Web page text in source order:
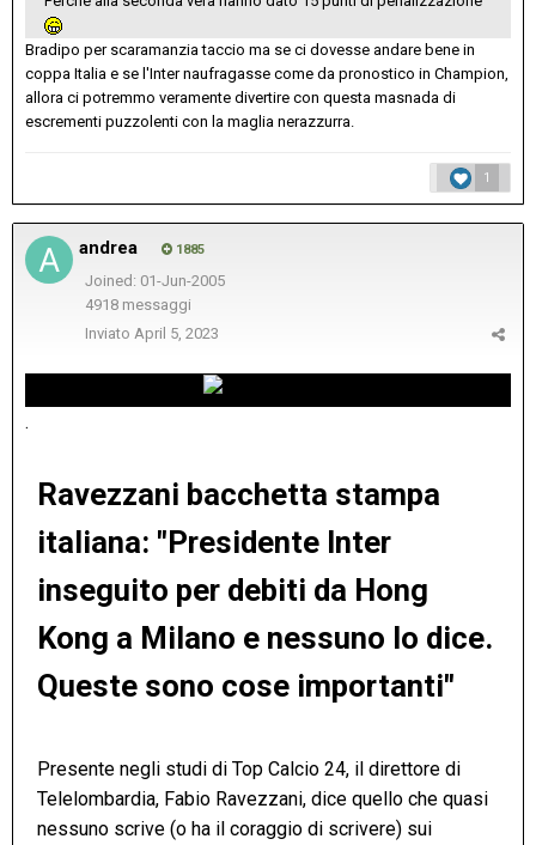
Bradipo per scaramanzia taccio ma se ci dovesse andare bene in
coppa Italia e se l'Inter naufragasse come da pronostico in Champion,
allora ci potremmo veramente divertire con questa masnada di
escrementi puzzolenti con la maglia nerazzurra.
1
andrea 1885
Joined: 01-Jun-2005
4918 messaggi
Inviato April 5, 2023
.
Ravezzani bacchetta stampa
italiana: "Presidente Inter
inseguito per debiti da Hong
Kong a Milano e nessuno lo dice.
Queste sono cose importanti"
Presente negli studi di Top Calcio 24, il direttore di
Telelombardia, Fabio Ravezzani, dice quello che quasi
nessuno scrive (o ha il coraggio di scrivere) sui